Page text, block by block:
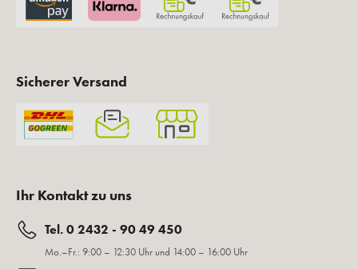
Sicherer Versand
Ihr Kontakt zu uns
Tel. 0 2432 - 90 49 450
Mo.–Fr.: 9:00 – 12:30 Uhr und 14:00 – 16:00 Uhr